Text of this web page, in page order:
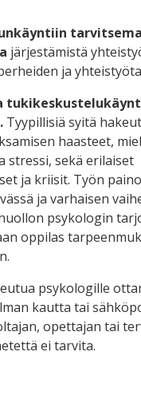
järjestämistä
ja
Tyypillisiä syitä
haasteet,
stressi, sekä erilaiset
ja kriisit. Työn
ja varhaisen
psykologin
oppilas
psykologille
kautta tai
opettajan tai
ei tarvita.